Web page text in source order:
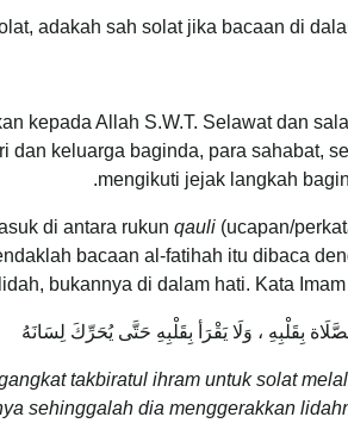
adakah sah solat jika bacaan di
kepada Allah S.W.T. Selawat dan
dan keluarga baginda, para sahabat,
mengikuti jejak langkah
di antara rukun qauli (ucapan/
bacaan al-fatihah itu dibaca
bukannya di dalam hati. Kata Imam
بِقَلْبِهِ ، وَلَا يَقْرَأ بِقَلْبِهِ حَتَّى يُحَرِّكَ لِسَانَهُ
takbiratul ihram untuk solat
sehinggalah dia menggerakkan